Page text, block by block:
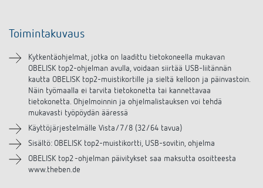
Toimintakuvaus
Kytkentäohjelmat, jotka on laadittu tietokoneella mukavan
OBELISK top2-ohjelman avulla, voidaan siirtää USB-liitännän
kautta OBELISK top2-muistikortille ja sieltä kelloon ja päinvastoin.
Näin työmaalla ei tarvita tietokonetta tai kannettavaa
tietokonetta. Ohjelmoinnin ja ohjelmalistauksen voi tehdä
mukavasti työpöydän ääressä
Käyttöjärjestelmälle Vista/7/8 (32/64 tavua)
Sisältö: OBELISK top2-muistikortti, USB-sovitin, ohjelma
OBELISK top2 -ohjelman päivitykset saa maksutta osoitteesta
www.theben.de